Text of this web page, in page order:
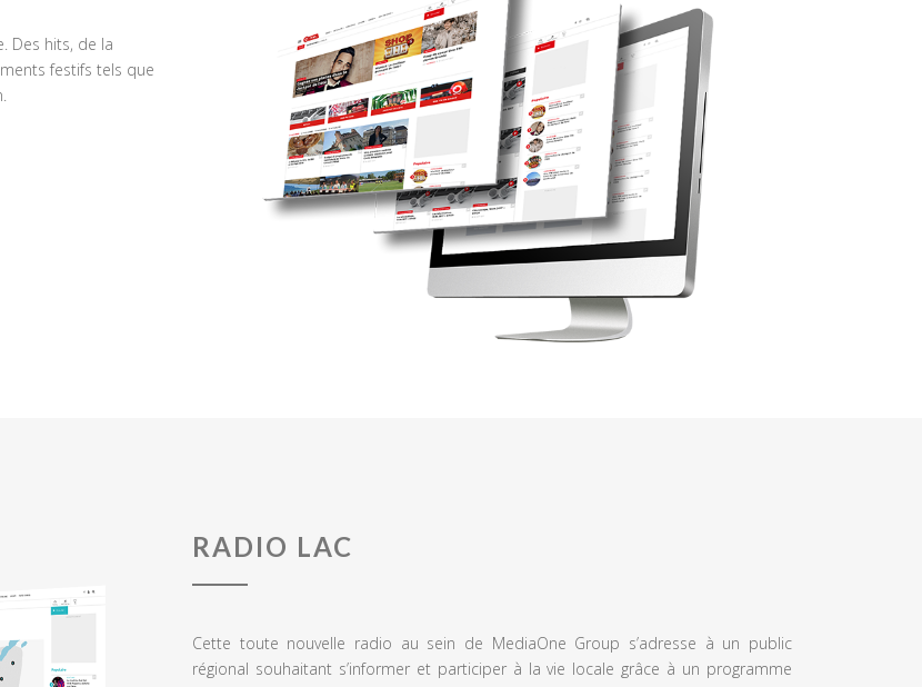
Des hits, de la
festifs tels que
RADIO LAC
Cette toute nouvelle radio au sein de MediaOne Group s’adresse à un public
régional souhaitant s’informer et participer à la vie locale grâce à un programme